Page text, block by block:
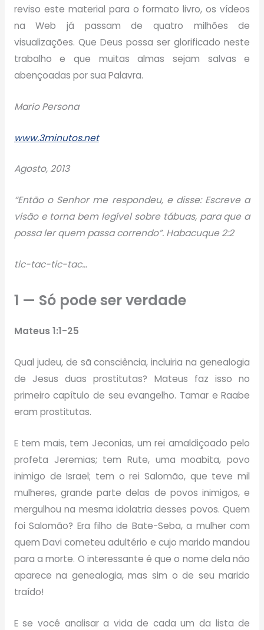
reviso este material para o formato livro, os vídeos
na Web já passam de quatro milhões de
visualizações. Que Deus possa ser glorificado neste
trabalho e que muitas almas sejam salvas e
abençoadas por sua Palavra.
Mario Persona
www.3minutos.net
Agosto, 2013
“Então o Senhor me respondeu, e disse: Escreve a
visão e torna bem legível sobre tábuas, para que a
possa ler quem passa correndo”. Habacuque 2:2
tic-tac-tic-tac…
1 — Só pode ser verdade
Mateus 1:1-25
Qual judeu, de sã consciência, incluiria na genealogia
de Jesus duas prostitutas? Mateus faz isso no
primeiro capítulo de seu evangelho. Tamar e Raabe
eram prostitutas.
E tem mais, tem Jeconias, um rei amaldiçoado pelo
profeta Jeremias; tem Rute, uma moabita, povo
inimigo de Israel; tem o rei Salomão, que teve mil
mulheres, grande parte delas de povos inimigos, e
mergulhou na mesma idolatria desses povos. Quem
foi Salomão? Era filho de Bate-Seba, a mulher com
quem Davi cometeu adultério e cujo marido mandou
para a morte. O interessante é que o nome dela não
aparece na genealogia, mas sim o de seu marido
traído!
E se você analisar a vida de cada um da lista de